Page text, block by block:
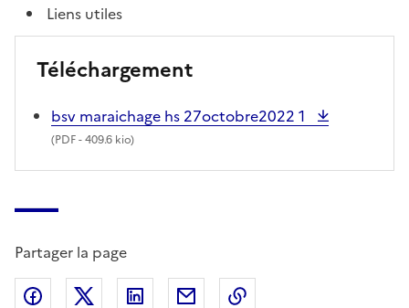
Liens utiles
Téléchargement
bsv maraichage hs 27octobre2022 1
(PDF- 409.6 kio)
Partager la page
Partager sur Facebook
Partager sur X (anciennement Twitter)
Partager sur LinkedIn
Partager par email